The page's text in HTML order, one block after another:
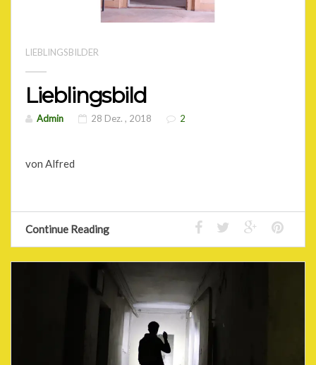
LIEBLINGSBILDER
Lieblingsbild
Admin 28 Dez. , 2018 2
von Alfred
Continue Reading